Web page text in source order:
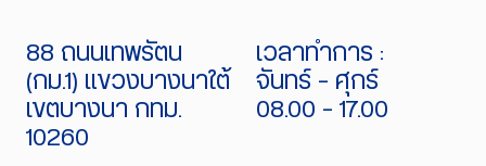
88 ถนนเทพรัตน
(กม.1) แขวงบางนาใต้
เขตบางนา กทม.
10260
เวลาทำการ :
จันทร์ - ศุกร์
08.00 - 17.00